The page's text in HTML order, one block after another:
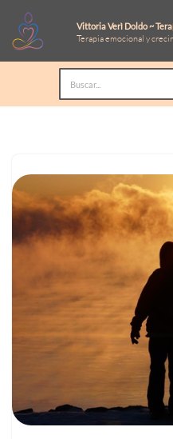
Saltar
al
Vittoria Verì Doldo ~
Terapia emocional y